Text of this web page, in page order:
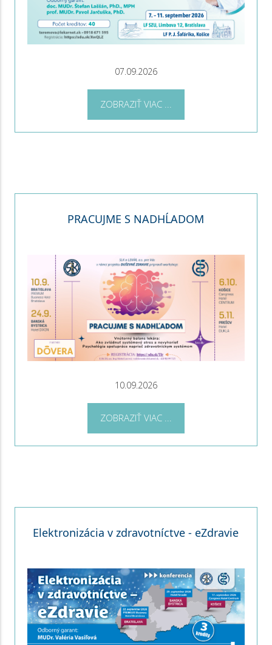
07.09.2026
ZOBRAZIŤ VIAC ...
PRACUJME S NADHĹADOM
10.09.2026
ZOBRAZIŤ VIAC ...
Elektronizácia v zdravotníctve - eZdravie